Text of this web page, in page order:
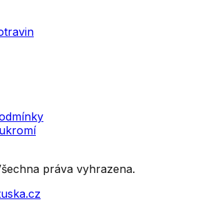
práva vyhrazena.